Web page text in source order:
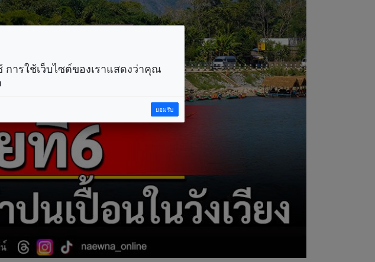
ารใช้เว็บไซต์ของเราแสดงว่าคุณ
ยอมรับ